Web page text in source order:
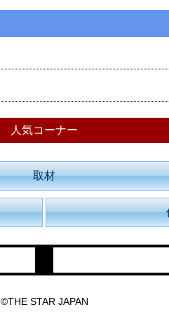
人気コーナー
取材
©THE STAR JAPAN